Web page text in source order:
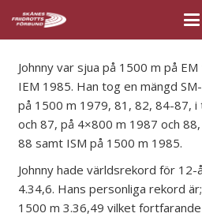
Johnny var sjua på 1500 m på
IEM 1985. Han tog en mängd
på 1500 m 1979, 81, 82, 84-87,
och 87, på 4×800 m 1987 och
88 samt ISM på 1500 m 1985.
Johnny hade världsrekord för
4.34,6. Hans personliga rekord
1500 m 3.36,49 vilket